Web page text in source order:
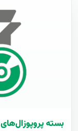
بسته پروپوزال‌های